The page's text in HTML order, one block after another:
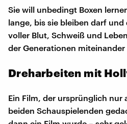
Sie will unbedingt Boxen
lange, bis sie bleiben darf und
voller Blut, Schweiß und
der Generationen miteinander
Dreharbeiten mit
Ein Film, der ursprünglich nur
beiden Schauspielenden